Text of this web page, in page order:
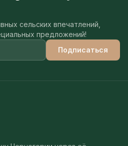
сельских впечатлений,
предложений!
Подписаться
Explorer